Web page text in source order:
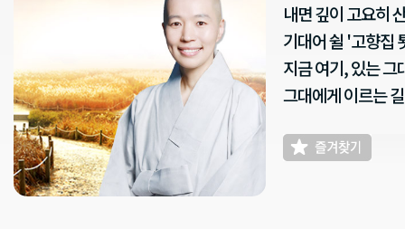
내면 깊이 고요히
기대어 쉴 '고향집
지금 여기, 있는 그
그대에게 이르는